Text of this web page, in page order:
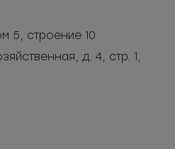
5, строение 10
д. 4, стр. 1,